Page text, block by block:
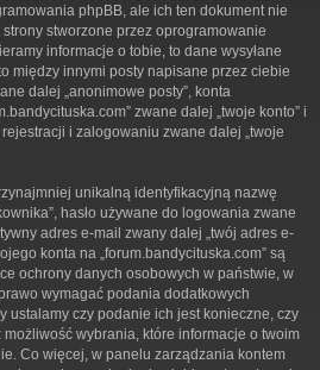
phpBB, ale ich ten dokument nie
stworzone przez oprogramowanie
informacje o tobie, to dane wysyłane
między innymi posty napisane przez ciebie
dalej „anonimowe posty”, konta
zwane dalej „twoje konto” i
i zalogowaniu zwane dalej „twoje
unikalną identyfikacyjną nazwę
hasło używane do logowania zwane
adres e-mail zwany dalej „twój adres e-
konta na „forum.bandycituska.com” są
ochrony danych osobowych w państwie, w
wymagać podania dodatkowych
ustalamy czy podanie ich jest konieczne, czy
wybrania, które informacje o twoim
Co więcej, w panelu zarządzania kontem